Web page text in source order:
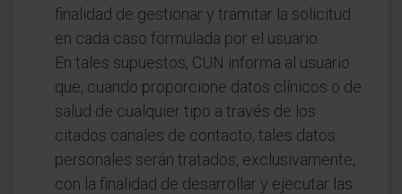
finalidad de gestionar y tramitar la solicitud
en cada caso formulada por el usuario.
En tales supuestos, CUN informa al usuario
que, cuando proporcione datos clínicos o de
salud de cualquier tipo a través de los
citados canales de contacto, tales datos
personales serán tratados, exclusivamente,
con la finalidad de desarrollar y ejecutar las